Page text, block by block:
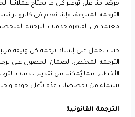
حرصًا منا على توفير كل ما يحتاج عملائنا
الترجمة المتنوعة، فإننا نقدم في كايرو
معتمد في القاهرة خدمات الترجمة
حيث نعمل على إسناد ترجمة كل وثيقة
الترجمة المختص، لضمان الحصول على
الأخطاء، مما يُمكننا من تقديم خدمات
تشمله من تخصصات عدّة بأعلى جودة
الترجمة القانونية